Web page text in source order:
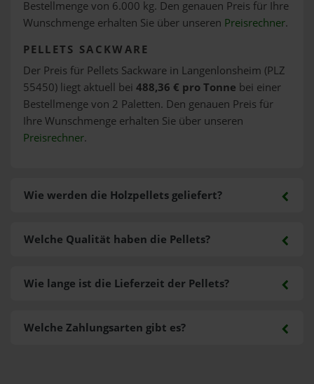
Bestellmenge von 6.000 kg. Den genauen Preis für Ihre
Wunschmenge erhalten Sie über unseren Preisrechner.
PELLETS SACKWARE
Der Preis für Pellets Sackware in Langenlonsheim (PLZ
55450) liegt aktuell bei 488,36 € pro Tonne bei einer
Bestellmenge von 2 Paletten. Den genauen Preis für
Ihre Wunschmenge erhalten Sie über unseren
Preisrechner.
Wie werden die Holzpellets geliefert?
Welche Zahlungsarten gibt es?
Welche Qualität haben die Pellets?
Wie lange ist die Lieferzeit der Pellets?